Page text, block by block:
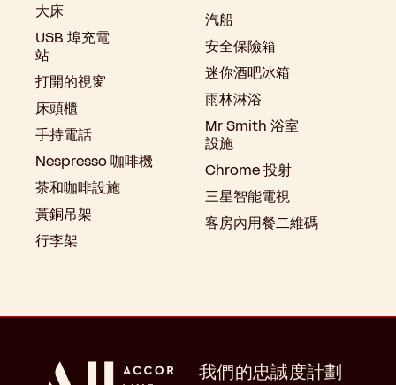
大床
USB 埠充電
站
打開的視窗
床頭櫃
手持電話
Nespresso 咖啡機
茶和咖啡設施
黃銅吊架
行李架
汽船
安全保險箱
迷你酒吧冰箱
雨林淋浴
Mr Smith 浴室
設施
Chrome 投射
三星智能電視
客房內用餐二維碼
我們的忠誠度計劃